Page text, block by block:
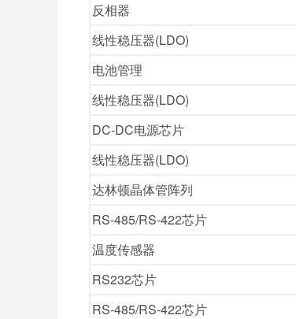
反相器
线性稳压器(LDO)
电池管理
线性稳压器(LDO)
DC-DC电源芯片
线性稳压器(LDO)
达林顿晶体管阵列
RS-485/RS-422芯片
温度传感器
RS232芯片
RS-485/RS-422芯片